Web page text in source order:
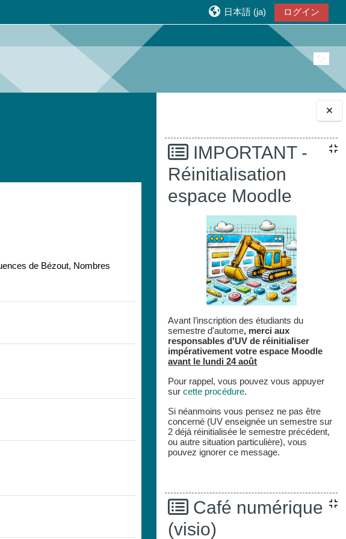
ブロック
IMPORTANT -
Réinitialisation
espace Moodle
Avant l’inscription des étudiants du
semestre d'autome, merci aux
responsables d'UV de réinitialiser
impérativement votre espace Moodle
avant le lundi 24 août
Pour rappel, vous pouvez vous appuyer
surcette procédure.
Si néanmoins vous pensez ne pas être
concerné (UV enseignée un semestre sur
2 déjà réinitialisée le semestre précédent,
ou autre situation particulière), vous
pouvez ignorer ce message.
Café numérique
(visio)
日本語 ‎(ja)‎ ログイン
検索
de Bézout, Nombres